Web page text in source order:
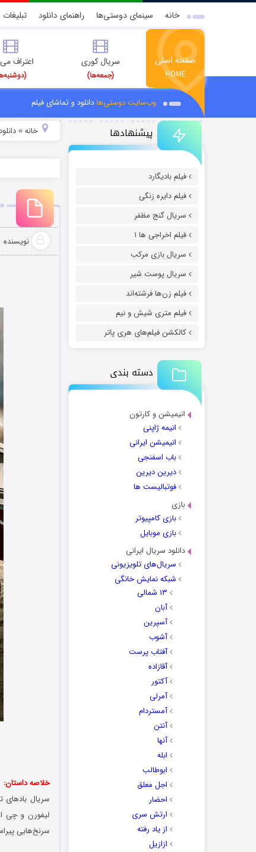
خانه سینمای دوستی‌ها راهنمای دانلود تبلیغات
صفحه اصلی
HOME
سریال کوری
(جمعه‌ها)
اعتراف
وب‌سایت دوستی‌هادانلود و تماشای فیلم
پیشنهادها
فیلم بادیگارد
فیلم دایره زنگی
سریال گنج مظفر
فیلم اخراجی ها ۱
سریال بازی مرکب
سریال پوست شیر
فیلم زن‌ها فرشته‌اند
فیلم متری شیش و نیم
کالکشن فیلم‌های هری پاتر
دسته بندی
انیمیشن و کارتون
انیمه ژاپنی
انیمیشن ایرانی
باب اسفنجی
دیرین دیرین
فوتبالیست ها
بازی
بازی کامپیوتر
بازی موبایل
دانلود سریال ایرانی
سریال‌های تلویزیونی
شبکه نمایش خانگی
۱۳ شمالی
آبان
آسپرین
آشوب
آفتاب پرست
آقازاده
آکتور
آمرلی
آمستردام
آنتن
آنها
ابله
ابوطالب
اجل معلق
احضار
ارتش سری
از یاد رفته
ازازیل
خانه»
نویسنده
خلاصه داستان:
لیفورن و چی
سرنخ‌هایی